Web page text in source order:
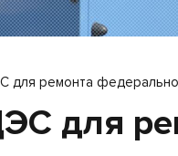
для ремонта
для